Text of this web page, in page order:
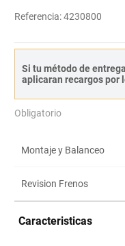
Referencia:4230800
Si tu método de
aplicaran recargos por
Obligatorio
Montaje y Balanceo
Revision Frenos
Caracteristicas